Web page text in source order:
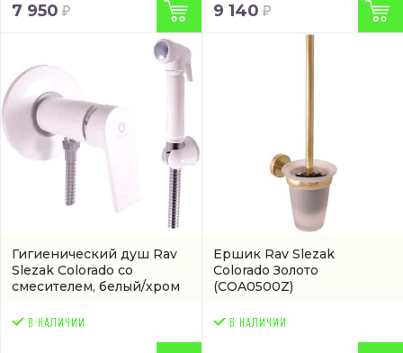
7 950 9 140
Гигиенический душ Rav
Slezak Colorado со
смесителем, белый/хром
Ершик Rav Slezak
Colorado Золото
(COA0500Z)